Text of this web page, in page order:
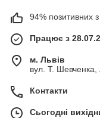
94% позитивних з
Працює з
м. Львів
вул. Т. Шевченка,
Контакти
Сьогодні